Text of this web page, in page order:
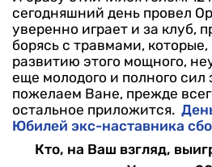
сегодняшний день провел
уверенно играет и за клуб,
борясь с травмами,
развитию этого мощного,
еще молодого и полного сил
пожелаем Ване, прежде
остальное приложится.
Юбилей экс-наставника
Кто, на Ваш взгляд,